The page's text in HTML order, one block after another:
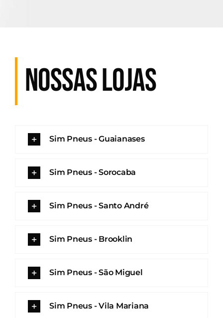
NOSSAS LOJAS
Sim Pneus - Guaianases
Sim Pneus - Sorocaba
Sim Pneus - Santo André
Sim Pneus - Brooklin
Sim Pneus - São Miguel
Sim Pneus - Vila Mariana